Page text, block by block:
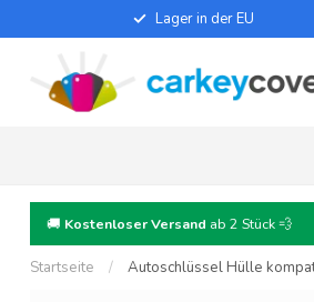
Lager in der EU
🚚 Kostenloser Versand ab 2 Stück 💨
Startseite / Autoschlüssel Hülle